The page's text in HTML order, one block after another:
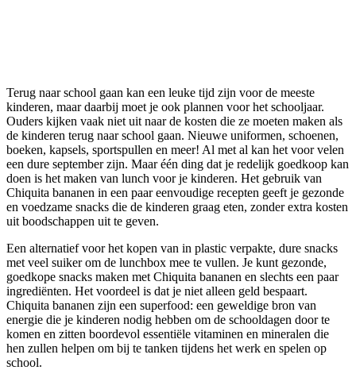
Terug naar school gaan kan een leuke tijd zijn voor de meeste
kinderen, maar daarbij moet je ook plannen voor het schooljaar.
Ouders kijken vaak niet uit naar de kosten die ze moeten maken als
de kinderen terug naar school gaan. Nieuwe uniformen, schoenen,
boeken, kapsels, sportspullen en meer! Al met al kan het voor velen
een dure september zijn. Maar één ding dat je redelijk goedkoop kan
doen is het maken van lunch voor je kinderen. Het gebruik van
Chiquita bananen in een paar eenvoudige recepten geeft je gezonde
en voedzame snacks die de kinderen graag eten, zonder extra kosten
uit boodschappen uit te geven.
Een alternatief voor het kopen van in plastic verpakte, dure snacks
met veel suiker om de lunchbox mee te vullen. Je kunt gezonde,
goedkope snacks maken met Chiquita bananen en slechts een paar
ingrediënten. Het voordeel is dat je niet alleen geld bespaart.
Chiquita bananen zijn een superfood: een geweldige bron van
energie die je kinderen nodig hebben om de schooldagen door te
komen en zitten boordevol essentiële vitaminen en mineralen die
hen zullen helpen om bij te tanken tijdens het werk en spelen op
school.